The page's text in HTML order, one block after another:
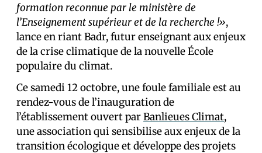
formation reconnue par le ministère de
l’Enseignement supérieur et de la recherche !»,
lance en riant Badr, futur enseignant aux enjeux
de la crise climatique de la nouvelle École
populaire du climat.
Ce samedi 12 octobre, une foule familiale est au
rendez-vous de l’inauguration de
l’établissement ouvert parBanlieues Climat,
une association qui sensibilise aux enjeux de la
transition écologique et développe des projets